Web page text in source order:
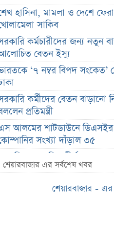
হাসিনা, মামলা ও দেশে
সাকিব
কর্মচারীদের জন্য নতুন
বেতন ইস্যু
‘৭ নম্বর বিপদ সংকেত’
কর্মীদের বেতন বাড়ানো
প্রতিমন্ত্রী
আলমের শাটডাউনে ডিএসইর
সংখ্যা দাঁড়াল ৩৫
সাপ্তাহিক দর বৃদ্ধির শীর্ষ ১০
দর পতনের শীর্ষ ১০
সাপ্তাহিক লেনদেনের শীর্ষ ১০
শেয়ারবাজার এর সর্বশেষ খবর
শেয়ারবাজার -